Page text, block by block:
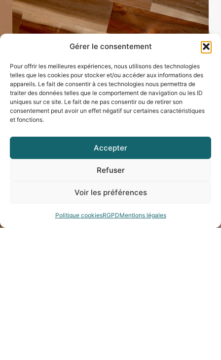
Gérer le consentement
Pour offrir les meilleures expériences, nous utilisons des technologies
telles que les cookies pour stocker et/ou accéder aux informations des
appareils. Le fait de consentir à ces technologies nous permettra de
traiter des données telles que le comportement de navigation ou les ID
uniques sur ce site. Le fait de ne pas consentir ou de retirer son
consentement peut avoir un effet négatif sur certaines caractéristiques
et fonctions.
Accepter
Refuser
Voir les préférences
Politique cookiesRGPDMentions légales
Réserver